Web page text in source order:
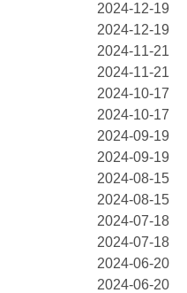
2024-12-19
2024-12-19
2024-11-21
2024-11-21
2024-10-17
2024-10-17
2024-09-19
2024-09-19
2024-08-15
2024-08-15
2024-07-18
2024-07-18
2024-06-20
2024-06-20